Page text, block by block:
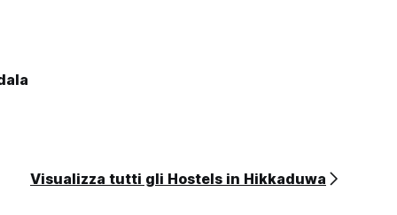
Visualizza tutti gli Hostels in Hikkaduwa